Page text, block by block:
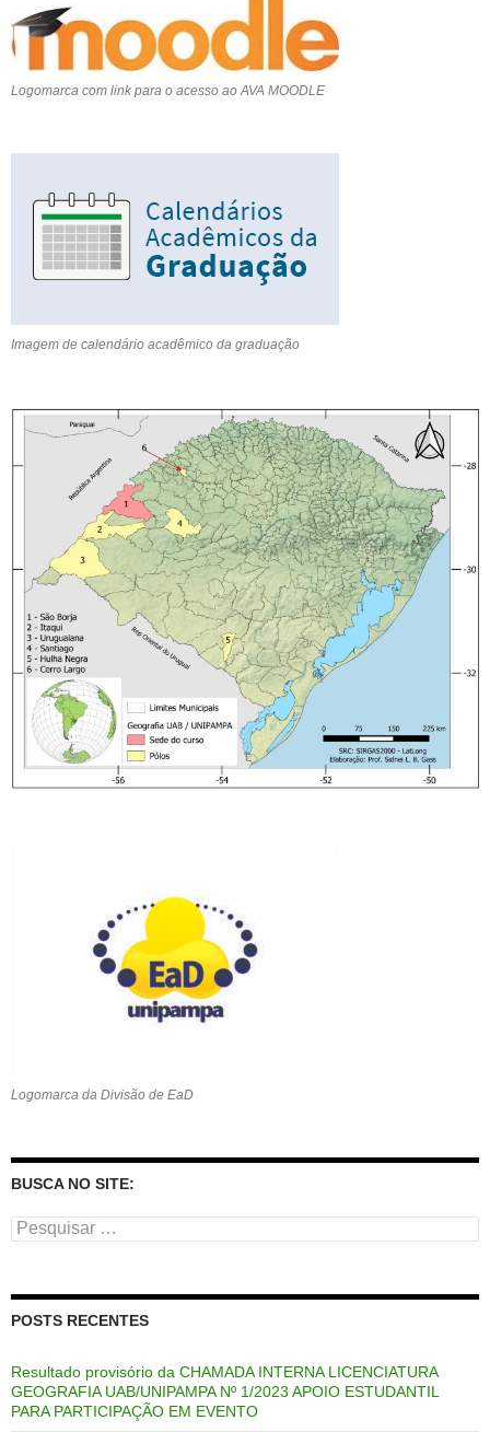
Logomarca com link para o acesso ao AVA MOODLE
Imagem de calendário acadêmico da graduação
Logomarca da Divisão de EaD
BUSCA NO SITE:
Pesquisar
por:
POSTS RECENTES
Resultado provisório da CHAMADA INTERNA LICENCIATURA
GEOGRAFIA UAB/UNIPAMPA Nº 1/2023 APOIO ESTUDANTIL
PARA PARTICIPAÇÃO EM EVENTO